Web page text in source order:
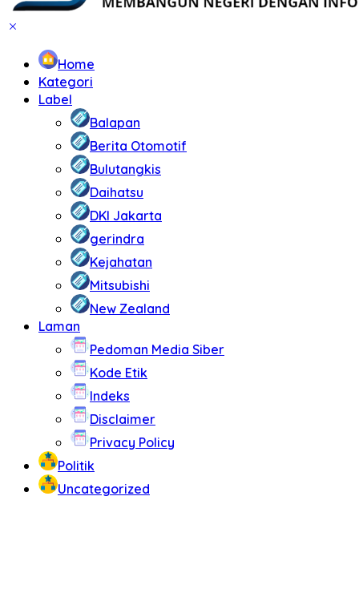
Home
Kategori
Label
Balapan
Berita Otomotif
Bulutangkis
Daihatsu
DKI Jakarta
gerindra
Kejahatan
Mitsubishi
New Zealand
Laman
Pedoman Media Siber
Kode Etik
Indeks
Disclaimer
Privacy Policy
Politik
Uncategorized